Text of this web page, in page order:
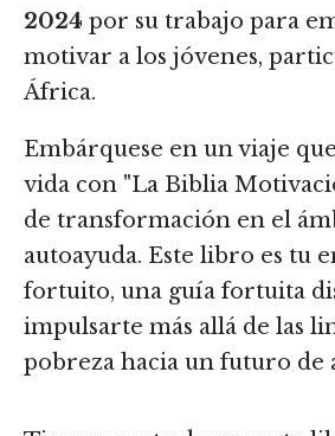
2024 por su trabajo para
motivar a los jóvenes,
África.
Embárquese en un viaje
vida con "La Biblia
de transformación en el
autoayuda. Este libro es tu
fortuito, una guía fortuita
impulsarte más allá de las
pobreza hacia un futuro de